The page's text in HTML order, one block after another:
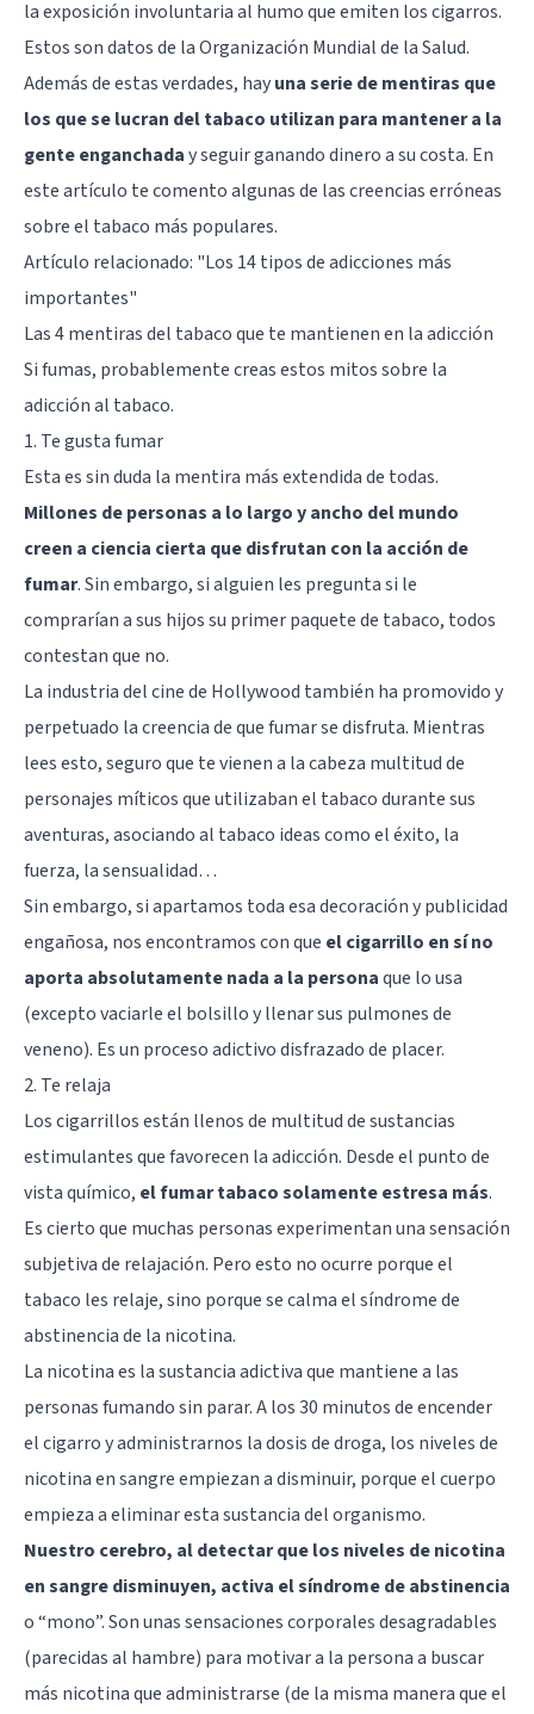
la exposición involuntaria al humo que emiten los cigarros.
Estos son datos de la Organización Mundial de la Salud.
Además de estas verdades, hayuna serie de mentiras que
los que se lucran del tabaco utilizan para mantener a la
gente enganchaday seguir ganando dinero a su costa. En
este artículo te comento algunas de las creencias erróneas
sobre el tabaco más populares.
Artículo relacionado: "Los 14 tipos de adicciones más
importantes"
Las 4 mentiras del tabaco que te mantienen en la adicción
Si fumas, probablemente creas estos mitos sobre la
adicción al tabaco.
1. Te gusta fumar
Esta es sin duda la mentira más extendida de todas.
Millones de personas a lo largo y ancho del mundo
creen a ciencia cierta que disfrutan con la acción de
fumar. Sin embargo, si alguien les pregunta si le
comprarían a sus hijos su primer paquete de tabaco, todos
contestan que no.
La industria del cine de Hollywood también ha promovido y
perpetuado la creencia de que fumar se disfruta. Mientras
lees esto, seguro que te vienen a la cabeza multitud de
personajes míticos que utilizaban el tabaco durante sus
aventuras, asociando al tabaco ideas como el éxito, la
fuerza, la sensualidad…
Sin embargo, si apartamos toda esa decoración y publicidad
engañosa, nos encontramos con que el cigarrillo en sí no
aporta absolutamente nada a la personaque lo usa
(excepto vaciarle el bolsillo y llenar sus pulmones de
veneno). Es un proceso adictivo disfrazado de placer.
2. Te relaja
Los cigarrillos están llenos de multitud de sustancias
estimulantes que favorecen la adicción. Desde el punto de
vista químico, el fumar tabaco solamente estresa más.
Es cierto que muchas personas experimentan una sensación
subjetiva de relajación. Pero esto no ocurre porque el
tabaco les relaje, sino porque se calma el síndrome de
abstinencia de la nicotina.
La nicotina es la sustancia adictiva que mantiene a las
personas fumando sin parar. A los 30 minutos de encender
el cigarro y administrarnos la dosis de droga, los niveles de
nicotina en sangre empiezan a disminuir, porque el cuerpo
empieza a eliminar esta sustancia del organismo.
Nuestro cerebro, al detectar que los niveles de nicotina
en sangre disminuyen, activa el síndrome de abstinencia
o “mono”. Son unas sensaciones corporales desagradables
(parecidas al hambre) para motivar a la persona a buscar
más nicotina que administrarse (de la misma manera que el